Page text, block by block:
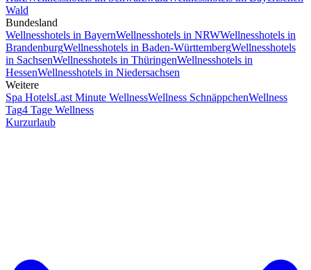
Wald
Bundesland
Wellnesshotels in BayernWellnesshotels in NRWWellnesshotels in
BrandenburgWellnesshotels in Baden-WürttembergWellnesshotels
in SachsenWellnesshotels in ThüringenWellnesshotels in
HessenWellnesshotels in Niedersachsen
Weitere
Spa HotelsLast Minute WellnessWellness SchnäppchenWellness
Tag4 Tage Wellness
Kurzurlaub